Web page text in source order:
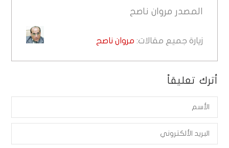
المصدر مروان ناصح
زيارة جميع مقالات: مروان ناصح
أترك تعليقاً